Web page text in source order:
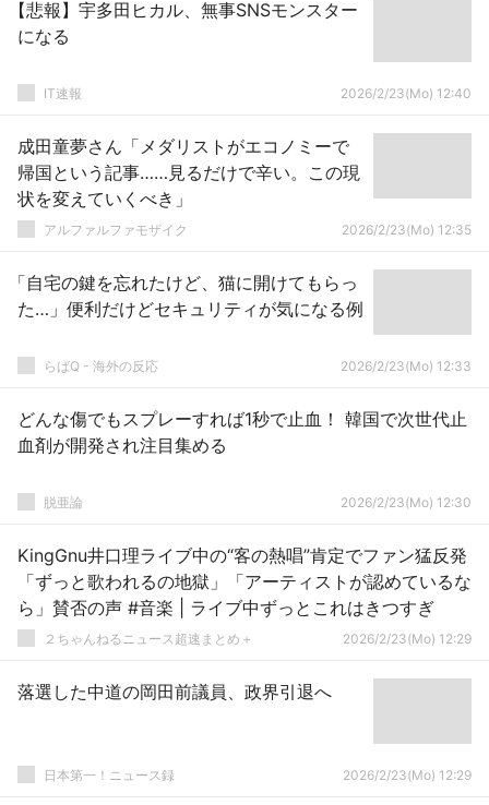
【悲報】宇多田ヒカル、無事SNSモンスター
になる
IT速報 2026/2/23(Mo) 12:40
成田童夢さん「メダリストがエコノミーで
帰国という記事……見るだけで辛い。この現
状を変えていくべき」
アルファルファモザイク 2026/2/23(Mo) 12:35
「自宅の鍵を忘れたけど、猫に開けてもらっ
た…」便利だけどセキュリティが気になる例
らばQ - 海外の反応 2026/2/23(Mo) 12:33
どんな傷でもスプレーすれば1秒で止血！ 韓国で次世代止
血剤が開発され注目集める
脱亜論 2026/2/23(Mo) 12:30
KingGnu井口理ライブ中の“客の熱唱”肯定でファン猛反発
「ずっと歌われるの地獄」「アーティストが認めているな
ら」賛否の声 #音楽 | ライブ中ずっとこれはきつすぎ
２ちゃんねるニュース超速まとめ＋ 2026/2/23(Mo) 12:29
落選した中道の岡田前議員、政界引退へ
日本第一！ニュース録 2026/2/23(Mo) 12:29